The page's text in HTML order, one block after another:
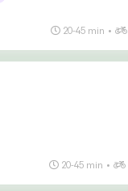
20-45 min •
20-45 min •